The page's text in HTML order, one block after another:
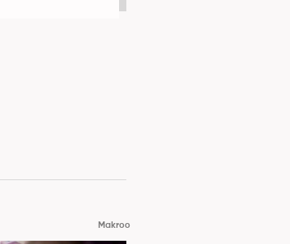
Makroo